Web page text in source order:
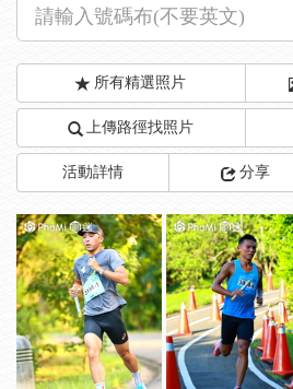
所有精選照片
上傳路徑找照片
活動詳情 分享